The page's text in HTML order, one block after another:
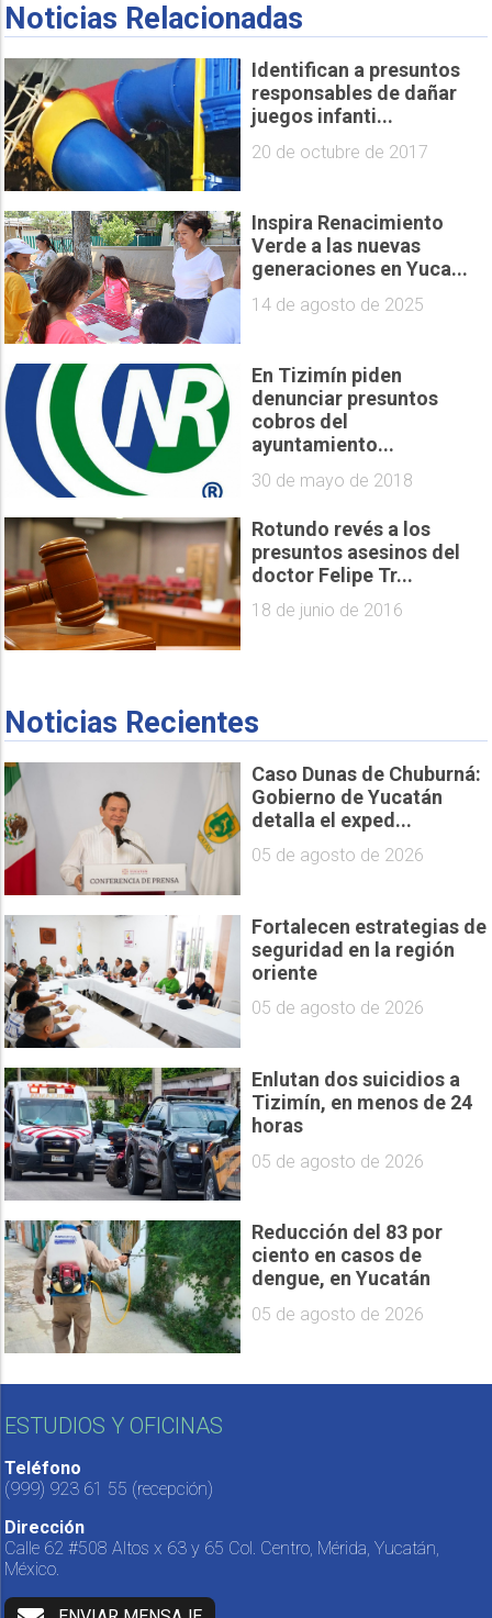
Noticias Relacionadas
Identifican a presuntos
responsables de dañar
juegos infanti...
20 de octubre de 2017
Inspira Renacimiento
Verde a las nuevas
generaciones en Yuca...
14 de agosto de 2025
En Tizimín piden
denunciar presuntos
cobros del
ayuntamiento...
30 de mayo de 2018
Rotundo revés a los
presuntos asesinos del
doctor Felipe Tr...
18 de junio de 2016
Noticias Recientes
Caso Dunas de Chuburná:
Gobierno de Yucatán
detalla el exped...
05 de agosto de 2026
Fortalecen estrategias de
seguridad en la región
oriente
05 de agosto de 2026
Enlutan dos suicidios a
Tizimín, en menos de 24
horas
05 de agosto de 2026
Reducción del 83 por
ciento en casos de
dengue, en Yucatán
05 de agosto de 2026
ESTUDIOS Y OFICINAS
Teléfono
(999) 923 61 55 (recepción)
Dirección
Calle 62 #508 Altos x 63 y 65 Col. Centro, Mérida, Yucatán,
México.